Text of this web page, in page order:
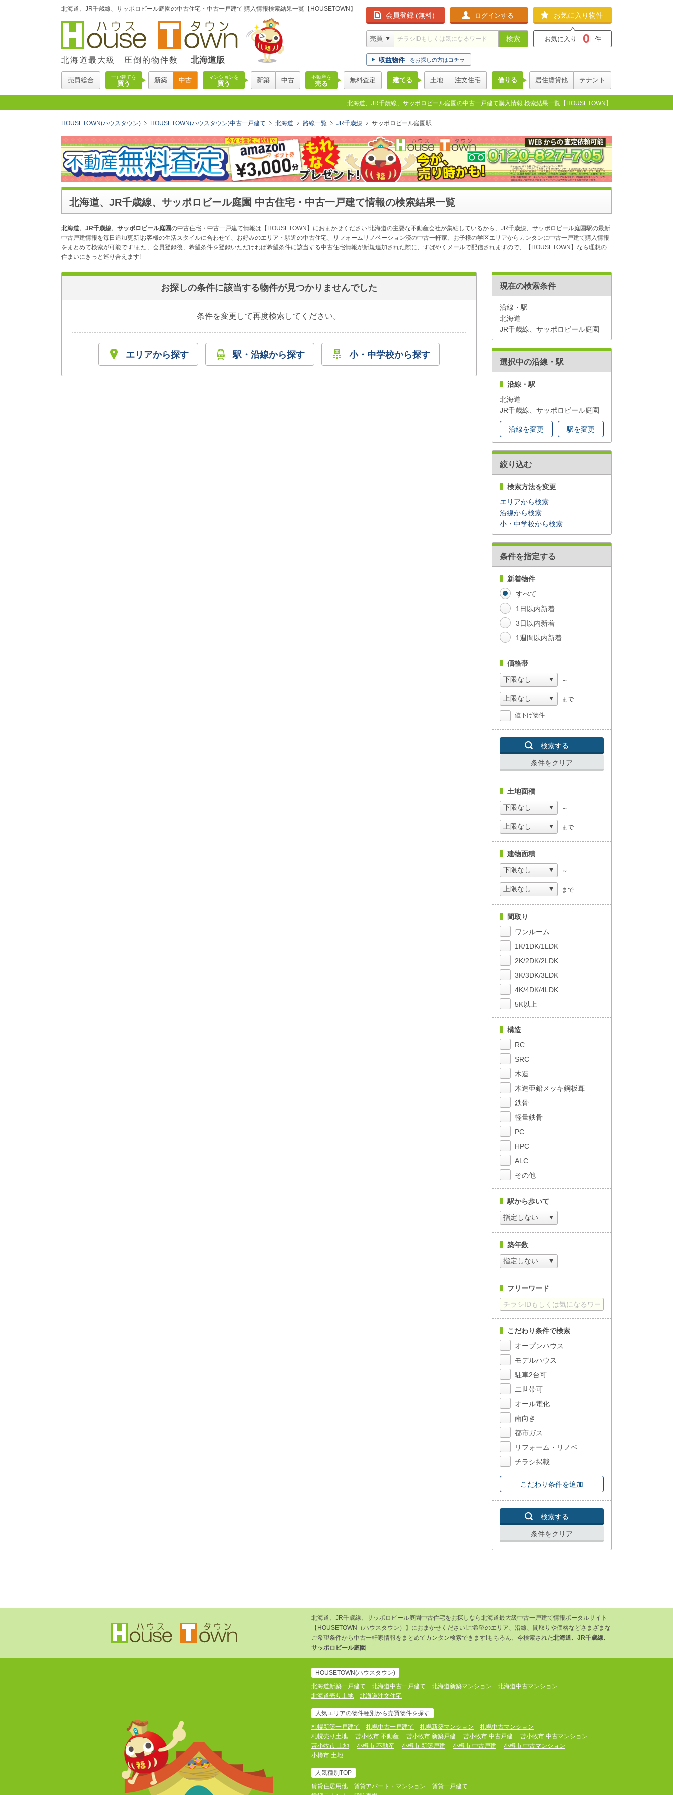
北海道、JR千歳線、サッポロビール庭園の中古住宅・中古一戸建て 購入情報検索結果一覧【HOUSETOWN】
北海道最大級 圧倒的物件数 北海道版
会員登録 (無料) ログインする お気に入り物件
お気に入り 0 件
検索
収益物件 をお探しの方はコチラ
売買総合 一戸建てを
買う 新築 中古 マンションを
買う 新築 中古 不動産を
売る 無料査定 建てる 土地 注文住宅 借りる 居住賃貸他 テナント
北海道、JR千歳線、サッポロビール庭園の中古一戸建て購入情報 検索結果一覧【HOUSETOWN】
HOUSETOWN(ハウスタウン) HOUSETOWN(ハウスタウン)中古一戸建て 北海道 路線一覧 JR千歳線 サッポロビール庭園駅
北海道、JR千歳線、サッポロビール庭園 中古住宅・中古一戸建て情報の検索結果一覧
北海道、JR千歳線、サッポロビール庭園の中古住宅・中古一戸建て情報は【HOUSETOWN】におまかせください!北海道の主要な不動産会社が集結しているから、JR千歳線、サッポロビール庭園駅の最新
中古戸建情報を毎日追加更新!お客様の生活スタイルに合わせて、お好みのエリア・駅近の中古住宅、リフォームリノベーション済の中古一軒家、お子様の学区エリアからカンタンに中古一戸建て購入情報
をまとめて検索が可能です!また、会員登録後、希望条件を登録いただければ希望条件に該当する中古住宅情報が新規追加された際に、すばやくメールで配信されますので、【HOUSETOWN】なら理想の
住まいにきっと巡り合えます!
お探しの条件に該当する物件が見つかりませんでした
条件を変更して再度検索してください。
エリアから探す 駅・沿線から探す 小・中学校から探す
現在の検索条件
沿線・駅
北海道
JR千歳線、サッポロビール庭園
選択中の沿線・駅
沿線・駅
北海道
JR千歳線、サッポロビール庭園
沿線を変更 駅を変更
絞り込む
検索方法を変更
エリアから検索
沿線から検索
小・中学校から検索
条件を指定する
新着物件
すべて
1日以内新着
3日以内新着
1週間以内新着
価格帯
～
まで
値下げ物件
検索する
条件をクリア
土地面積
～
まで
建物面積
～
まで
間取り
ワンルーム
1K/1DK/1LDK
2K/2DK/2LDK
3K/3DK/3LDK
4K/4DK/4LDK
5K以上
構造
RC
SRC
木造
木造亜鉛メッキ鋼板葺
鉄骨
軽量鉄骨
PC
HPC
ALC
その他
駅から歩いて
築年数
フリーワード
こだわり条件で検索
オープンハウス
モデルハウス
駐車2台可
二世帯可
オール電化
南向き
都市ガス
リフォーム・リノベ
チラシ掲載
こだわり条件を追加
検索する
条件をクリア
北海道、JR千歳線、サッポロビール庭園中古住宅をお探しなら北海道最大級中古一戸建て情報ポータルサイト
【HOUSETOWN（ハウスタウン）】におまかせください!ご希望のエリア、沿線、間取りや価格などさまざまな
ご希望条件から中古一軒家情報をまとめてカンタン検索できます!もちろん、今検索された北海道、JR千歳線、
サッポロビール庭園
HOUSETOWN(ハウスタウン)
北海道新築一戸建て
北海道中古一戸建て 北海道新築マンション
北海道中古マンション
北海道売り土地
北海道注文住宅
人気エリアの物件種別から売買物件を探す
札幌新築一戸建て
札幌中古一戸建て 札幌新築マンション
札幌中古マンション
札幌売り土地
苫小牧市 不動産 苫小牧市 新築戸建 苫小牧市 中古戸建
苫小牧市 中古マンション
苫小牧市 土地
小樽市 不動産 小樽市 新築戸建 小樽市 中古戸建
小樽市 中古マンション
小樽市 土地
人気種別TOP
賃貸住居用他
賃貸アパート・マンション
賃貸一戸建て